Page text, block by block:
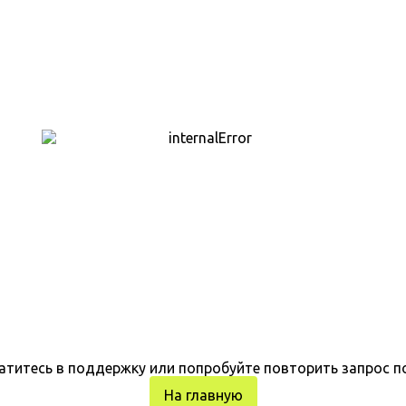
в поддержку или попробуйте повторить запрос
На главную